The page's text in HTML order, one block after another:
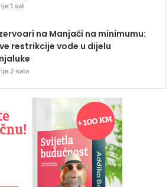
1 sat
na Manjači na minimumu:
restrikcije vode u dijelu
2 sata